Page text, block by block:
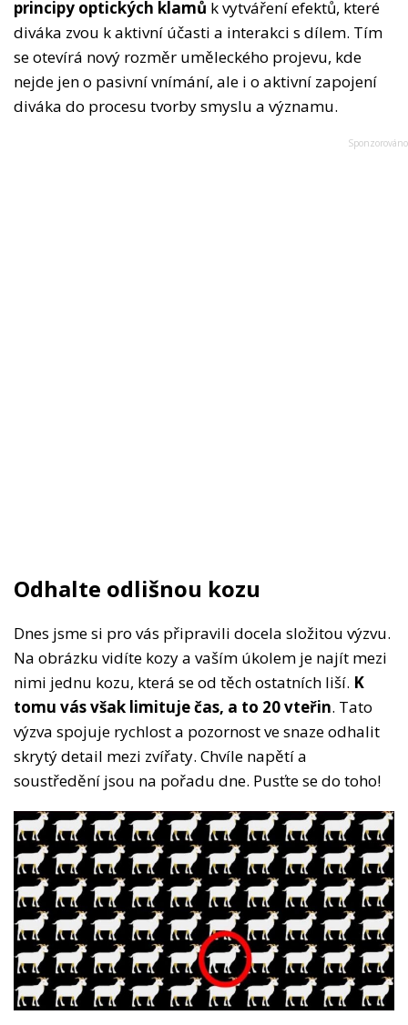
principy optických klamů k vytváření efektů, které
diváka zvou k aktivní účasti a interakci s dílem. Tím
se otevírá nový rozměr uměleckého projevu, kde
nejde jen o pasivní vnímání, ale i o aktivní zapojení
diváka do procesu tvorby smyslu a významu.
Odhalte odlišnou kozu
Dnes jsme si pro vás připravili docela složitou výzvu.
Na obrázku vidíte kozy a vaším úkolem je najít mezi
nimi jednu kozu, která se od těch ostatních liší. K
tomu vás však limituje čas, a to 20 vteřin. Tato
výzva spojuje rychlost a pozornost ve snaze odhalit
skrytý detail mezi zvířaty. Chvíle napětí a
soustředění jsou na pořadu dne. Pusťte se do toho!